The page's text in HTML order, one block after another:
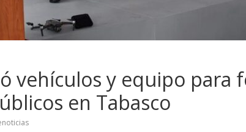
vehículos y equipo para
en Tabasco